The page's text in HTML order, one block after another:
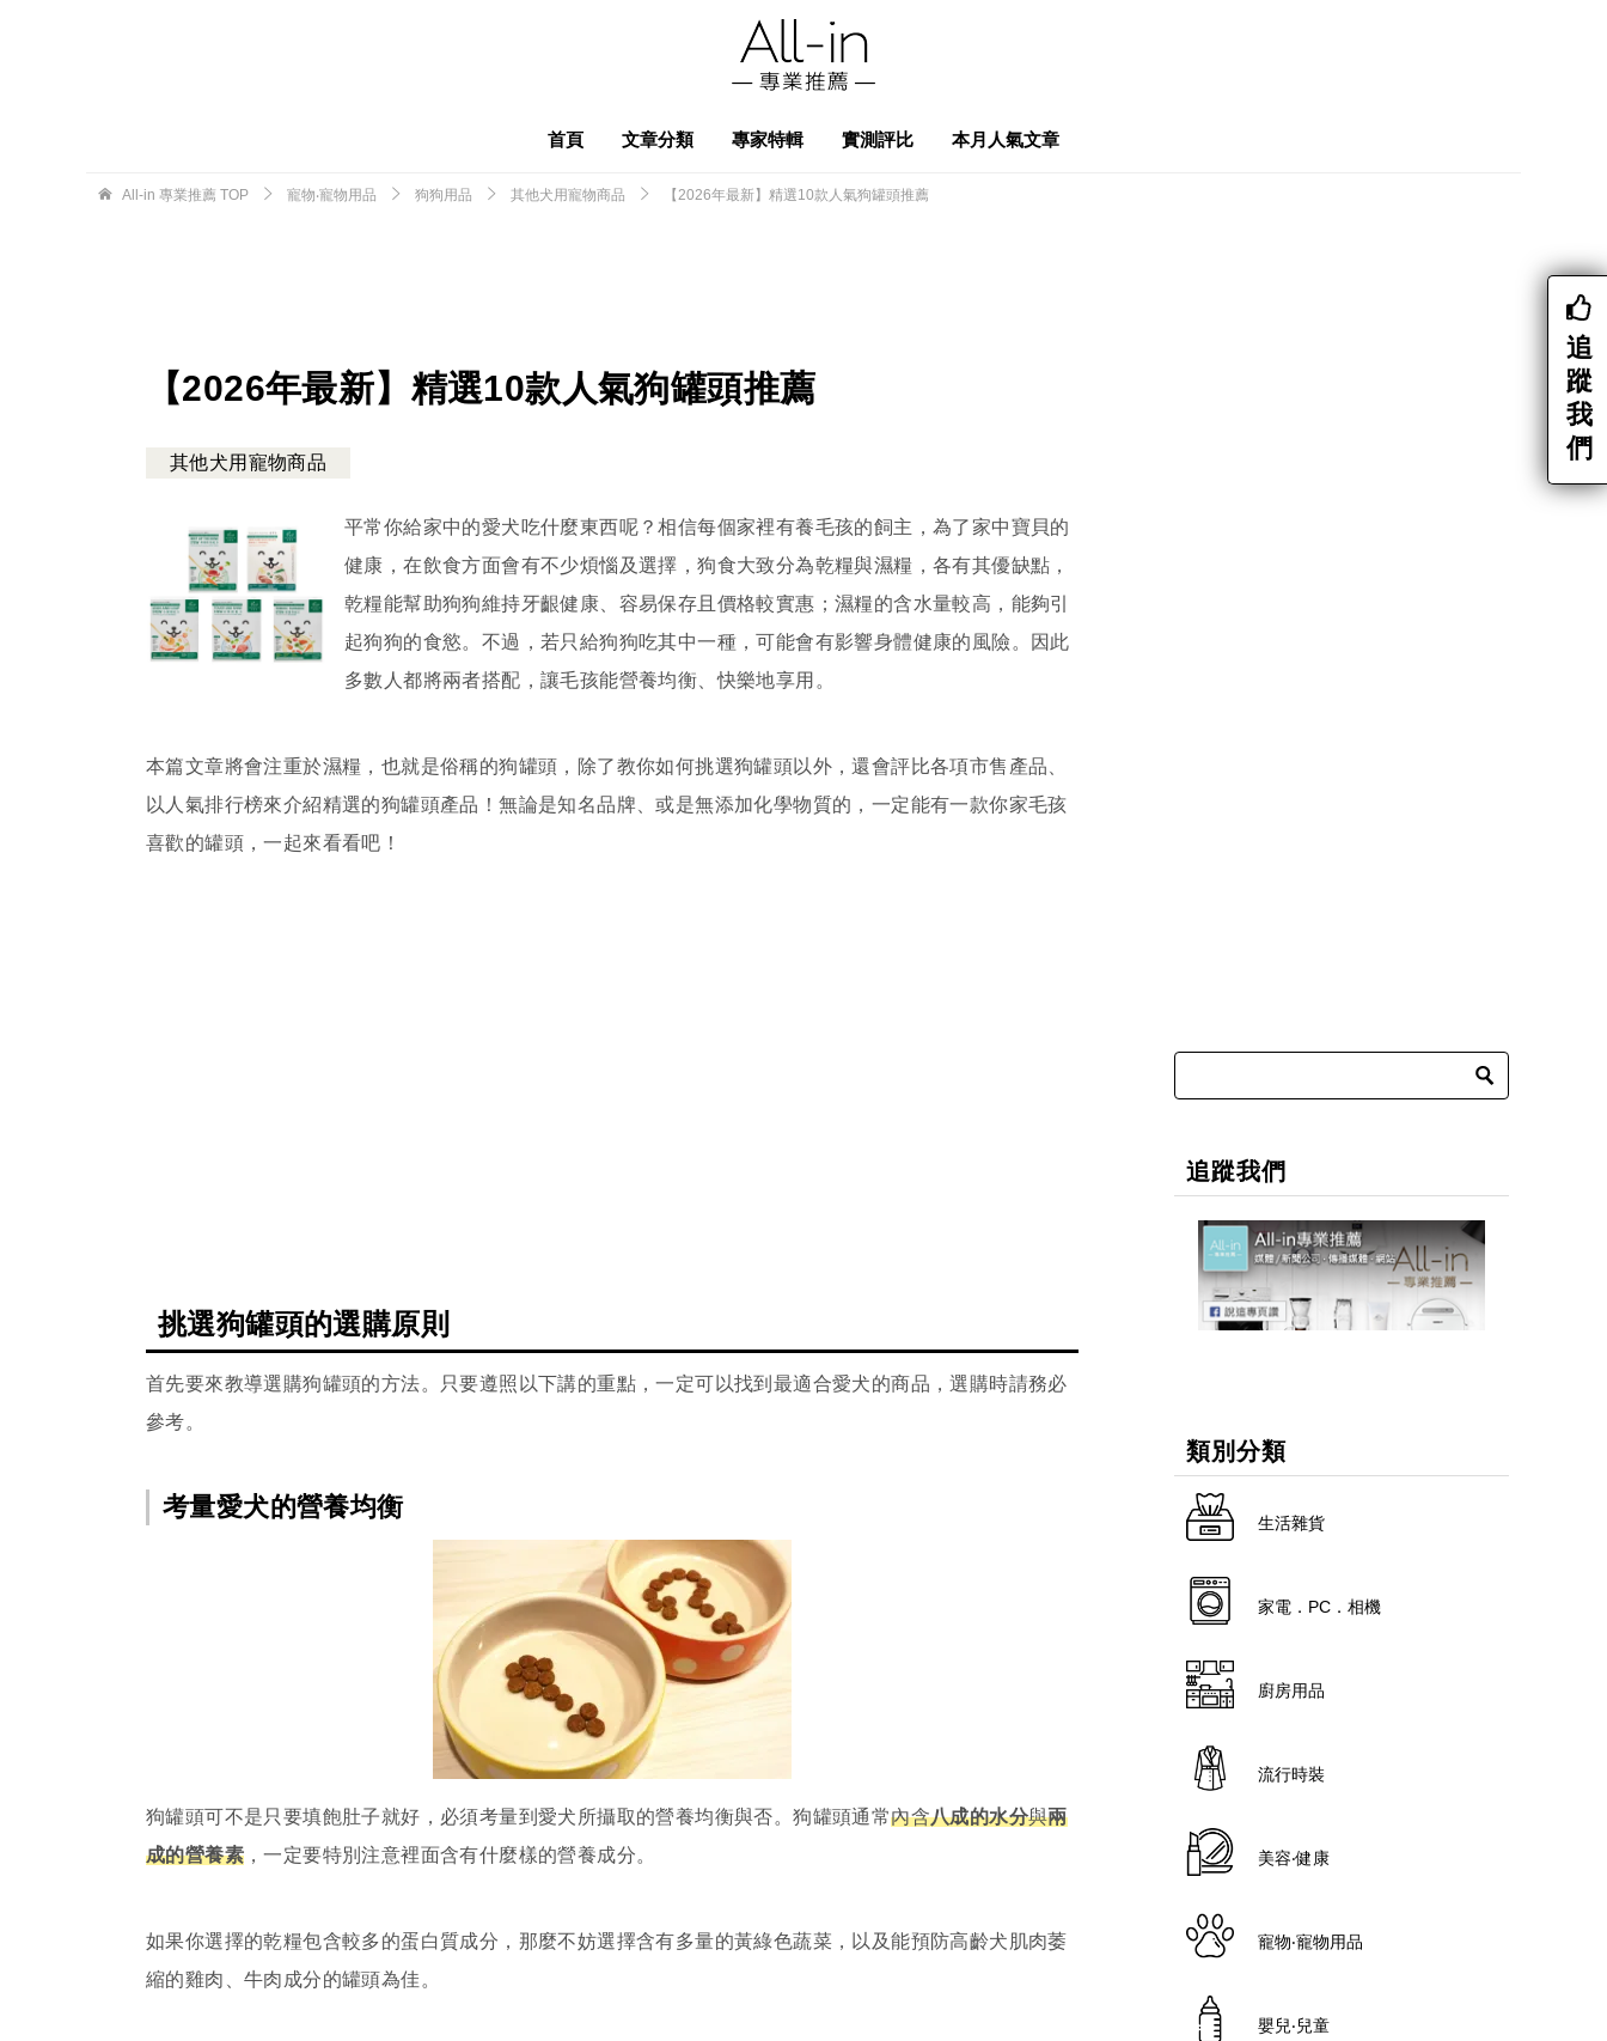
首頁 文章分類 專家特輯 實測評比 本月人氣文章
All-in 專業推薦 TOP 寵物‧寵物用品 狗狗用品 其他犬用寵物商品 【2026年最新】精選10款人氣狗罐頭推薦
【2026年最新】精選10款人氣狗罐頭推薦
其他犬用寵物商品
平常你給家中的愛犬吃什麼東西呢？相信每個家裡有養毛孩的飼主，為了家中寶貝的
健康，在飲食方面會有不少煩惱及選擇，狗食大致分為乾糧與濕糧，各有其優缺點，
乾糧能幫助狗狗維持牙齦健康、容易保存且價格較實惠；濕糧的含水量較高，能夠引
起狗狗的食慾。不過，若只給狗狗吃其中一種，可能會有影響身體健康的風險。因此
多數人都將兩者搭配，讓毛孩能營養均衡、快樂地享用。
本篇文章將會注重於濕糧，也就是俗稱的狗罐頭，除了教你如何挑選狗罐頭以外，還會評比各項市售產品、
以人氣排行榜來介紹精選的狗罐頭產品！無論是知名品牌、或是無添加化學物質的，一定能有一款你家毛孩
喜歡的罐頭，一起來看看吧！
挑選狗罐頭的選購原則
首先要來教導選購狗罐頭的方法。只要遵照以下講的重點，一定可以找到最適合愛犬的商品，選購時請務必
參考。
考量愛犬的營養均衡
狗罐頭可不是只要填飽肚子就好，必須考量到愛犬所攝取的營養均衡與否。狗罐頭通常內含八成的水分與兩
成的營養素 ，一定要特別注意裡面含有什麼樣的營養成分。
如果你選擇的乾糧包含較多的蛋白質成分，那麼不妨選擇含有多量的黃綠色蔬菜，以及能預防高齡犬肌肉萎
縮的雞肉、牛肉成分的罐頭為佳。
追蹤我們
類別分類
生活雜貨
家電．PC．相機
廚房用品
流行時裝
美容‧健康
寵物‧寵物用品
嬰兒‧兒童
追
蹤
我
們